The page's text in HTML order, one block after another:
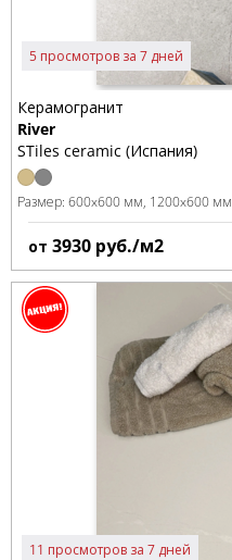
5 просмотров за 7 дней
Керамогранит
River
STiles ceramic (Испания)
Размер: 600x600 мм 1200x600 мм
от 3930 руб./м2
11 просмотров за 7 дней